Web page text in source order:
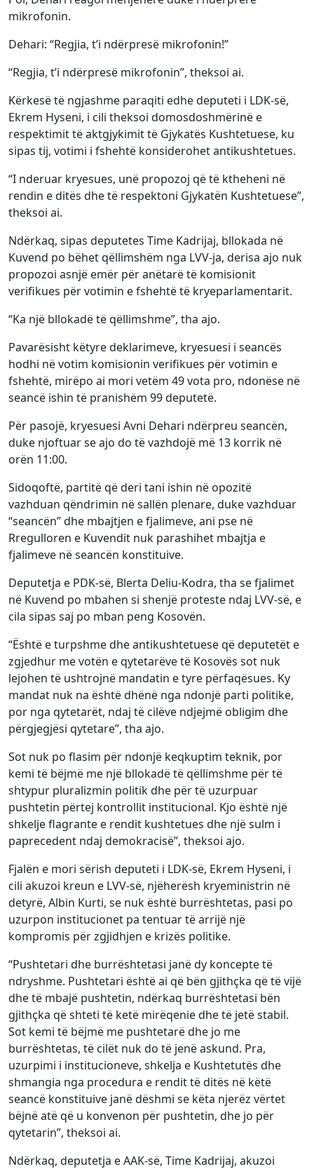
mikrofonin.
Dehari: “Regjia, t’i ndërpresë mikrofonin!”
“Regjia, t’i ndërpresë mikrofonin”, theksoi ai.
Kërkesë të ngjashme paraqiti edhe deputeti i LDK-së,
Ekrem Hyseni, i cili theksoi domosdoshmërinë e
respektimit të aktgjykimit të Gjykatës Kushtetuese, ku
sipas tij, votimi i fshehtë konsiderohet antikushtetues.
“I nderuar kryesues, unë propozoj që të ktheheni në
rendin e ditës dhe të respektoni Gjykatën Kushtetuese”,
theksoi ai.
Ndërkaq, sipas deputetes Time Kadrijaj, bllokada në
Kuvend po bëhet qëllimshëm nga LVV-ja, derisa ajo nuk
propozoi asnjë emër për anëtarë të komisionit
verifikues për votimin e fshehtë të kryeparlamentarit.
“Ka një bllokadë të qëllimshme”, tha ajo.
Pavarësisht këtyre deklarimeve, kryesuesi i seancës
hodhi në votim komisionin verifikues për votimin e
fshehtë, mirëpo ai mori vetëm 49 vota pro, ndonëse në
seancë ishin të pranishëm 99 deputetë.
Për pasojë, kryesuesi Avni Dehari ndërpreu seancën,
duke njoftuar se ajo do të vazhdojë më 13 korrik në
orën 11:00.
Sidoqoftë, partitë që deri tani ishin në opozitë
vazhduan qëndrimin në sallën plenare, duke vazhduar
“seancën” dhe mbajtjen e fjalimeve, ani pse në
Rregulloren e Kuvendit nuk parashihet mbajtja e
fjalimeve në seancën konstituive.
Deputetja e PDK-së, Blerta Deliu-Kodra, tha se fjalimet
në Kuvend po mbahen si shenjë proteste ndaj LVV-së, e
cila sipas saj po mban peng Kosovën.
“Është e turpshme dhe antikushtetuese që deputetët e
zgjedhur me votën e qytetarëve të Kosovës sot nuk
lejohen të ushtrojnë mandatin e tyre përfaqësues. Ky
mandat nuk na është dhënë nga ndonjë parti politike,
por nga qytetarët, ndaj të cilëve ndjejmë obligim dhe
përgjegjësi qytetare”, tha ajo.
Sot nuk po flasim për ndonjë keqkuptim teknik, por
kemi të bëjmë me një bllokadë të qëllimshme për të
shtypur pluralizmin politik dhe për të uzurpuar
pushtetin përtej kontrollit institucional. Kjo është një
shkelje flagrante e rendit kushtetues dhe një sulm i
paprecedent ndaj demokracisë”, theksoi ajo.
Fjalën e mori sërish deputeti i LDK-së, Ekrem Hyseni, i
cili akuzoi kreun e LVV-së, njëherësh kryeministrin në
detyrë, Albin Kurti, se nuk është burrështetas, pasi po
uzurpon institucionet pa tentuar të arrijë një
kompromis për zgjidhjen e krizës politike.
“Pushtetari dhe burrështetasi janë dy koncepte të
ndryshme. Pushtetari është ai që bën gjithçka që të vijë
dhe të mbajë pushtetin, ndërkaq burrështetasi bën
gjithçka që shteti të ketë mirëqenie dhe të jetë stabil.
Sot kemi të bëjmë me pushtetarë dhe jo me
burrështetas, të cilët nuk do të jenë askund. Pra,
uzurpimi i institucioneve, shkelja e Kushtetutës dhe
shmangia nga procedura e rendit të ditës në këtë
seancë konstituive janë dëshmi se këta njerëz vërtet
bëjnë atë që u konvenon për pushtetin, dhe jo për
qytetarin”, theksoi ai.
Ndërkaq, deputetja e AAK-së, Time Kadrijaj, akuzoi